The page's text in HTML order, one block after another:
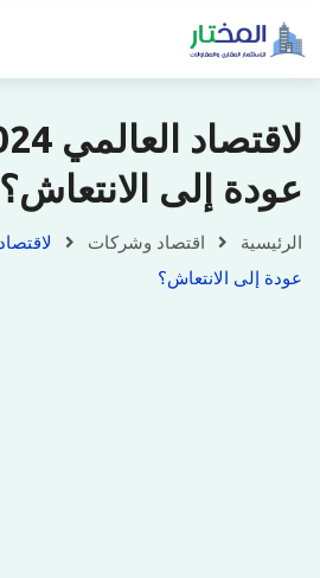
عودة إلى الانتعاش؟
الرئيسية اقتصاد وشركات
عودة إلى الانتعاش؟